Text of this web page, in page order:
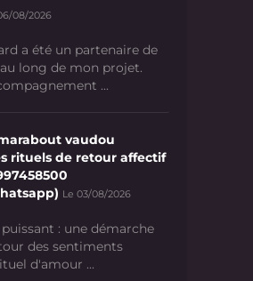
08/2026
a été un partenaire de
long de mon projet.
...
vaudou
rituels de retour affectif
Le 03/08/2026
: une démarche
des sentiments
d'amour ...